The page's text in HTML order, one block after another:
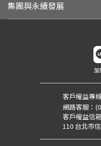
集團與永續發展
加
客戶權益專
網路客服：
客戶權益信箱
110 台北市